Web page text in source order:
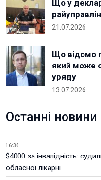
Що у
21.07.2026
Що відомо
який може
уряду
13.07.2026
Останні новини
16:30
$4000 за інвалідність:
обласної лікарні